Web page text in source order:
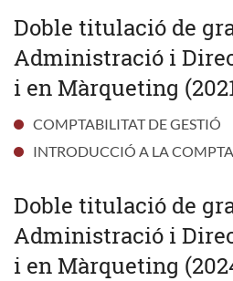
Doble titulació de
Administració i
i en Màrqueting
COMPTABILITAT DE GESTIÓ
INTRODUCCIÓ A LA
Doble titulació de
Administració i
i en Màrqueting